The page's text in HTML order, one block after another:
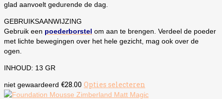
glad aanvoelt gedurende de dag.
GEBRUIKSAANWIJZING
Gebruik een poederborstel om aan te brengen. Verdeel de poeder
met lichte bewegingen over het hele gezicht, mag ook over de
ogen.
INHOUD: 13 GR
niet gewaardeerd €28.00 Opties selecteren
product